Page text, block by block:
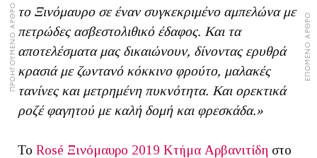
ΠΡΟΗΓΟΥΜΕΝΟ ΑΡΘΡΟ ΕΠΟΜΕΝΟ ΑΡΘΡΟ
το Ξινόμαυρο σε έναν συγκεκριμένο αμπελώνα με
πετρώδες ασβεστολιθικό έδαφος. Και τα
αποτελέσματα μας δικαιώνουν, δίνοντας ερυθρά
κρασιά με ζωντανό κόκκινο φρούτο, μαλακές
τανίνες και μετρημένη πυκνότητα. Και ορεκτικά
ροζέ φαγητού με καλή δομή και φρεσκάδα.»
Το Rosé Ξινόμαυρο 2019 Κτήμα Αρβανιτίδη στο